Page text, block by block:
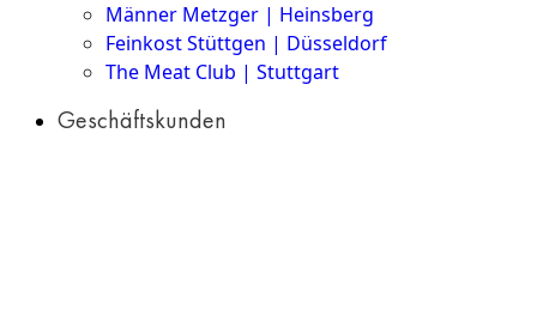
Männer Metzger | Heinsberg
Feinkost Stüttgen | Düsseldorf
The Meat Club | Stuttgart
Geschäftskunden